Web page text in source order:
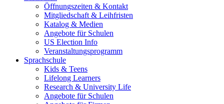
Öffnungszeiten & Kontakt
Mitgliedschaft & Leihfristen
Katalog & Medien
Angebote für Schulen
US Election Info
Veranstaltungsprogramm
Sprachschule
Kids & Teens
Lifelong Learners
Research & University Life
Angebote für Schulen